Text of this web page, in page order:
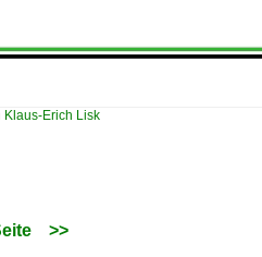
Klaus-Erich Lisk
>>